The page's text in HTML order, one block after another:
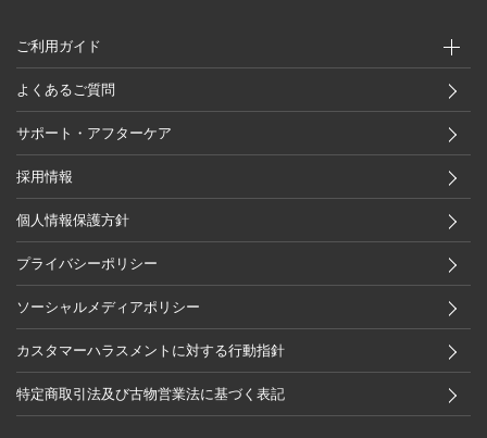
ご利用ガイド
よくあるご質問
サポート・アフターケア
採用情報
個人情報保護方針
プライバシーポリシー
ソーシャルメディアポリシー
カスタマーハラスメントに対する行動指針
特定商取引法及び古物営業法に基づく表記